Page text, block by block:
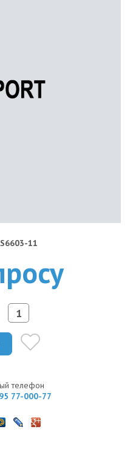
11
телефон
77-000-77